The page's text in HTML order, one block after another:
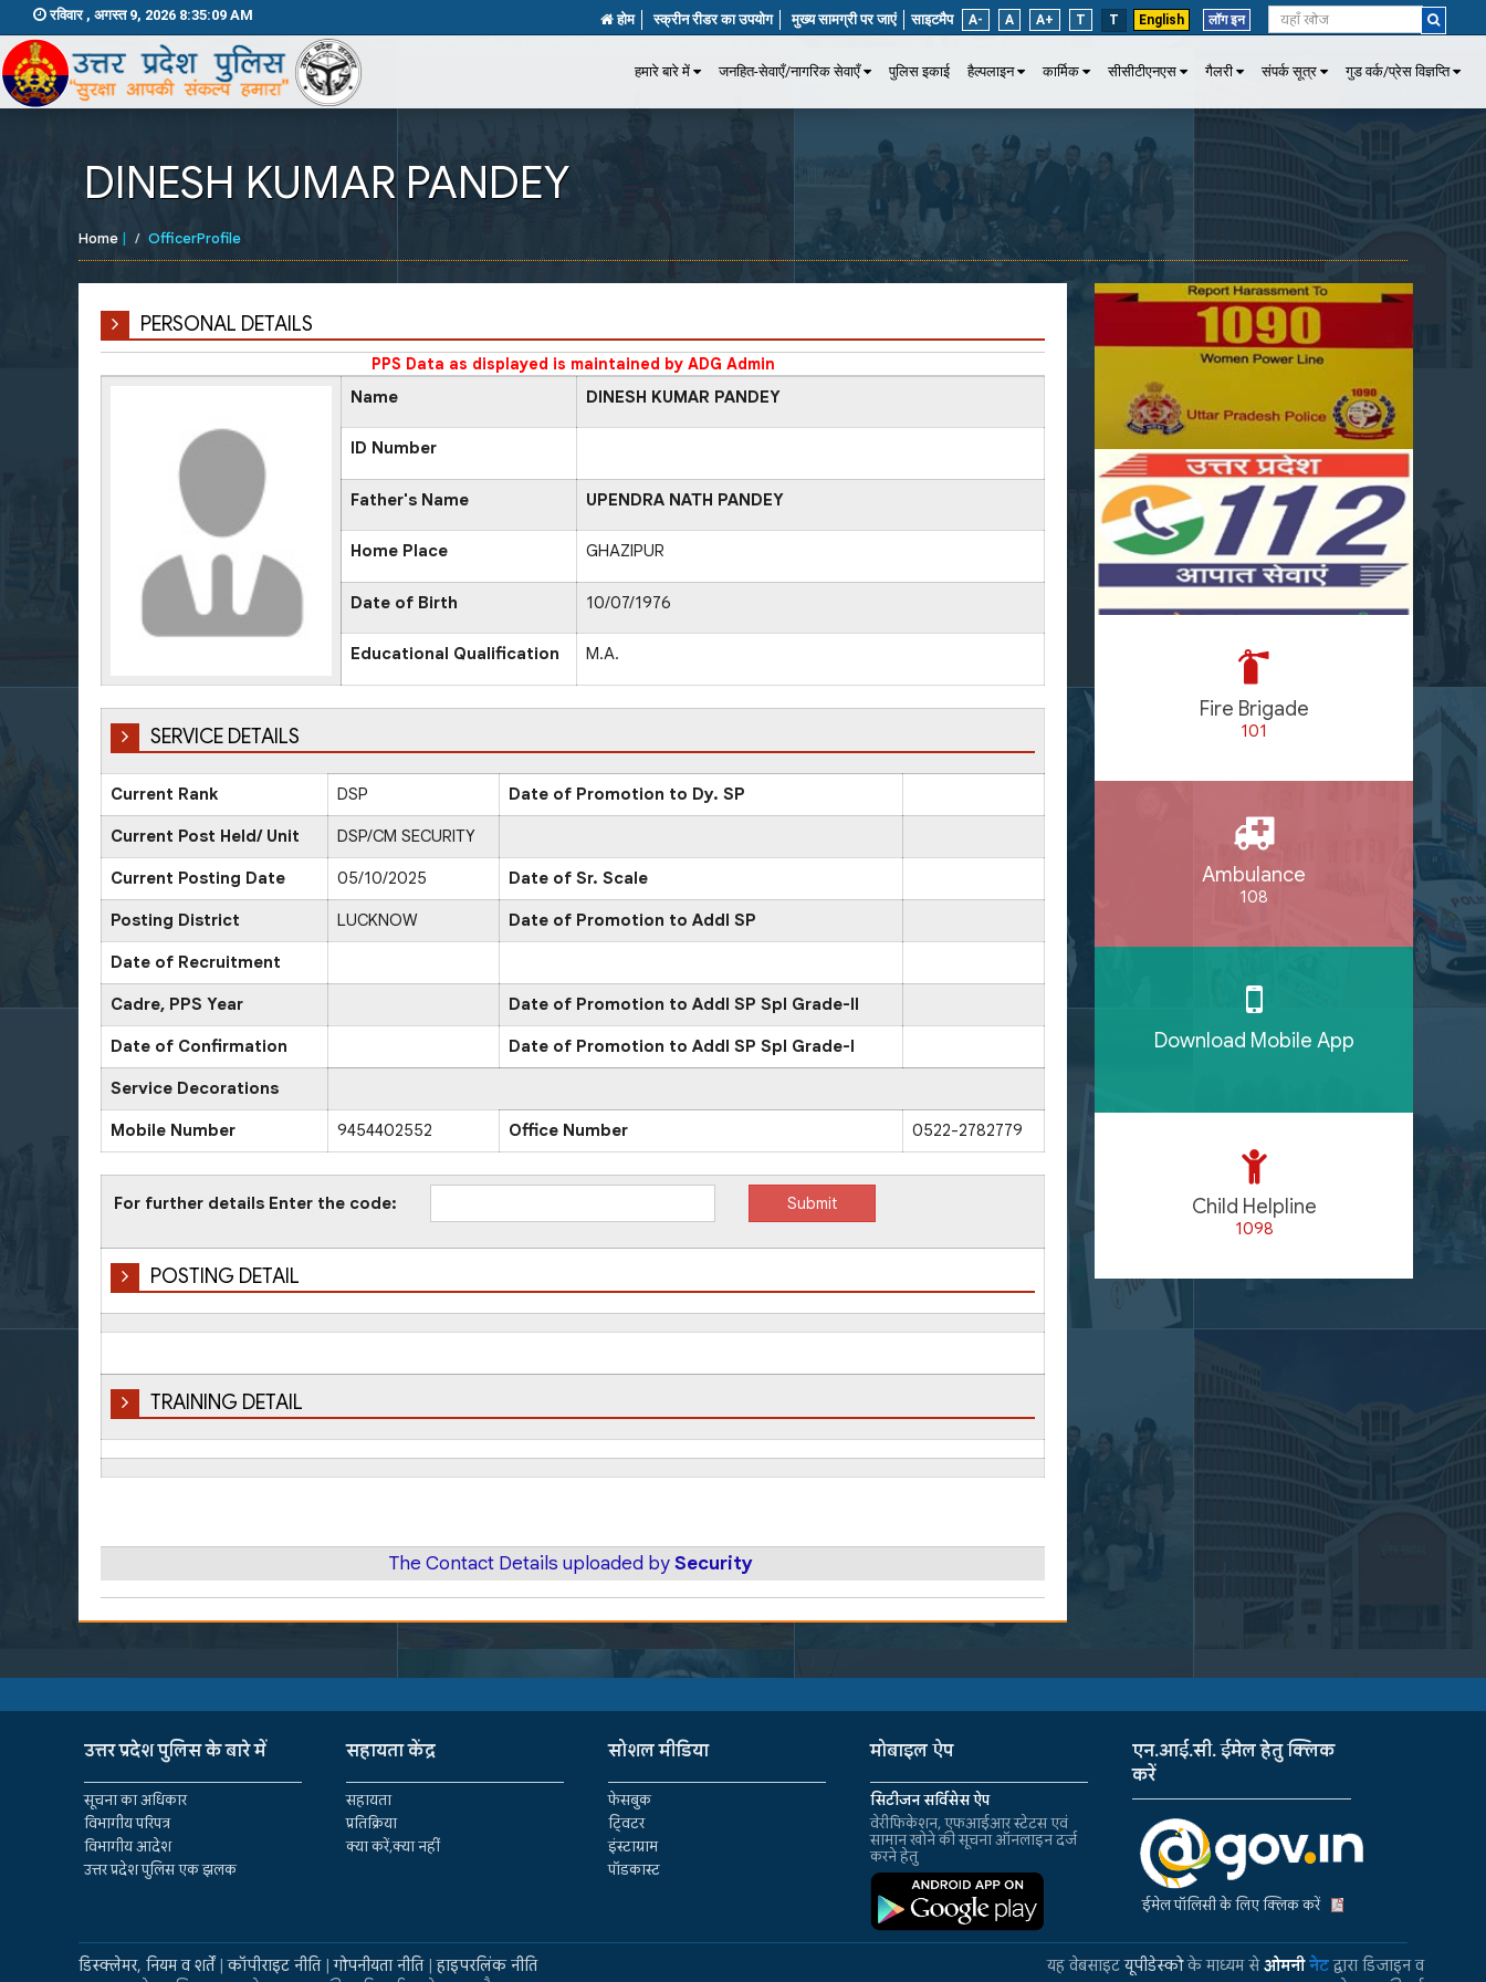
रविवार , अगस्त 9, 2026 8:35:09 AM होम स्क्रीन रीडर का उपयोग मुख्य सामग्री पर जाएं साइटमैप A- A A+ T T English लॉग इन
हमारे बारे में जनहित-सेवाएँ/नागरिक सेवाएँ पुलिस इकाई हैल्पलाइन कार्मिक सीसीटीएनएस गैलरी संपर्क सूत्र गुड वर्क/प्रेस विज्ञप्ति
DINESH KUMAR PANDEY
Home | OfficerProfile
PERSONAL DETAILS
PPS Data as displayed is maintained by ADG Admin
Name
DINESH KUMAR PANDEY
ID Number
Father's Name UPENDRA NATH PANDEY
Home Place GHAZIPUR
Date of Birth 10/07/1976
Educational Qualification M.A.
SERVICE DETAILS
Current Rank DSP Date of Promotion to Dy. SP
Current Post Held/ Unit DSP/CM SECURITY
Current Posting Date 05/10/2025 Date of Sr. Scale
Posting District LUCKNOW Date of Promotion to Addl SP
Date of Recruitment
Cadre, PPS Year Date of Promotion to Addl SP Spl Grade-II
Date of Confirmation Date of Promotion to Addl SP Spl Grade-I
Service Decorations
Mobile Number 9454402552 Office Number 0522-2782779
For further details Enter the code:
POSTING DETAIL
TRAINING DETAIL
The Contact Details uploaded bySecurity
Fire Brigade
101
Ambulance
108
Download Mobile App
Child Helpline
1098
उत्तर प्रदेश पुलिस के बारे में
सूचना का अधिकार
विभागीय परिपत्र
विभागीय आदेश
उत्तर प्रदेश पुलिस एक झलक
सहायता केंद्र
सहायता
प्रतिक्रिया
क्या करें,क्या नहीं
सोशल मीडिया
फेसबुक
ट्विटर
इंस्टाग्राम
पॉडकास्ट
मोबाइल ऐप
सिटीजन सर्विसेस ऐप
वेरीफिकेशन, एफआईआर स्टेटस एवं
सामान खोने की सूचना ऑनलाइन दर्ज
करने हेतु
एन.आई.सी. ईमेल हेतु क्लिक
करें
ईमेल पॉलिसी के लिए क्लिक करें
डिस्क्लेमर, नियम व शर्तें|कॉपीराइट नीति|गोपनीयता नीति|हाइपरलिंक नीति
यह वेबसाइटयूपीडेस्कोके माध्यम सेओमनीनेटद्वारा डिजाइन व